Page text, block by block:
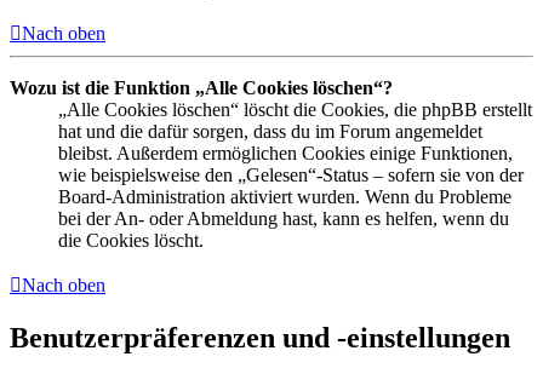
Nach oben
Wozu ist die Funktion „Alle Cookies löschen“?
„Alle Cookies löschen“ löscht die Cookies, die phpBB erstellt
hat und die dafür sorgen, dass du im Forum angemeldet
bleibst. Außerdem ermöglichen Cookies einige Funktionen,
wie beispielsweise den „Gelesen“-Status – sofern sie von der
Board-Administration aktiviert wurden. Wenn du Probleme
bei der An- oder Abmeldung hast, kann es helfen, wenn du
die Cookies löscht.
Nach oben
Benutzerpräferenzen und -einstellungen